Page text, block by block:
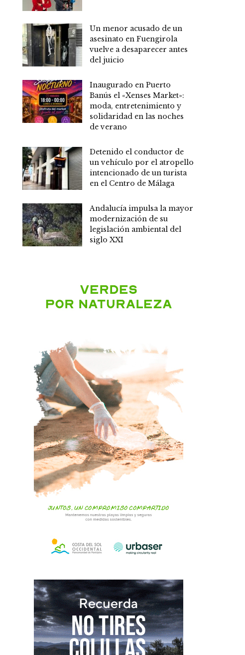
Un menor acusado de un
asesinato en Fuengirola
vuelve a desaparecer antes
del juicio
Inaugurado en Puerto
Banús el «Xenses Market»:
moda, entretenimiento y
solidaridad en las noches
de verano
Detenido el conductor de
un vehículo por el atropello
intencionado de un turista
en el Centro de Málaga
Andalucía impulsa la mayor
modernización de su
legislación ambiental del
siglo XXI